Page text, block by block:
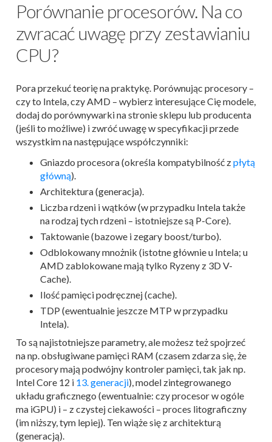
Porównanie procesorów. Na co
zwracać uwagę przy zestawianiu
CPU?
Pora przekuć teorię na praktykę. Porównując procesory –
czy to Intela, czy AMD – wybierz interesujące Cię modele,
dodaj do porównywarki na stronie sklepu lub producenta
(jeśli to możliwe) i zwróć uwagę w specyfikacji przede
wszystkim na następujące współczynniki:
Gniazdo procesora (określa kompatybilność zpłytą
główną).
Architektura (generacja).
Liczba rdzeni i wątków (w przypadku Intela także
na rodzaj tych rdzeni – istotniejsze są P-Core).
Taktowanie (bazowe i zegary boost/turbo).
Odblokowany mnożnik (istotne głównie u Intela; u
AMD zablokowane mają tylko Ryzeny z 3D V-
Cache).
Ilość pamięci podręcznej (cache).
TDP (ewentualnie jeszcze MTP w przypadku
Intela).
To są najistotniejsze parametry, ale możesz też spojrzeć
na np. obsługiwane pamięci RAM (czasem zdarza się, że
procesory mają podwójny kontroler pamięci, tak jak np.
Intel Core 12 i 13. generacji), model zintegrowanego
układu graficznego (ewentualnie: czy procesor w ogóle
ma iGPU) i – z czystej ciekawości – proces litograficzny
(im niższy, tym lepiej). Ten wiąże się z architekturą
(generacją).